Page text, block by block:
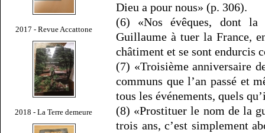
2017 - Revue Accattone
2018 - La Terre demeure
Dieu a pour nous» (p. 306).
(6) «Nos évêques, dont la
Guillaume à tuer la France,
châtiment et se sont endurcis
(7) «Troisième anniversaire
communs que l’an passé et
tous les événements, quels
(8) «Prostituer le nom de la
trois ans, c’est simplement